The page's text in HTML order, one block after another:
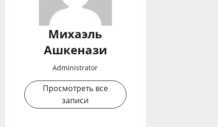
Михаэль
Ашкенази
Administrator
Просмотреть все
записи